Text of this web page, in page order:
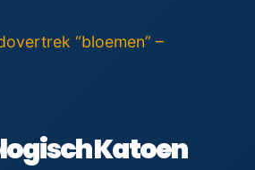
“bloemen” –
Katoen